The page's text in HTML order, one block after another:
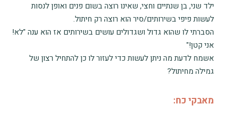
ילד שני, בן שנתיים וחצי, שאינו רוצה בשום פנים ואופן לנסות
לעשות פיפי בשירותים/סיר הוא רוצה רק חיתול.
הסברתי לו שהוא גדול ושגדולים עושים בשירותים אז הוא ענה "לא!
אני קטן!"
אשמח לדעת מה ניתן לעשות כדי לעזור לו כן להתחיל רצון של
גמילה מחיתול?
מאבקי כח: